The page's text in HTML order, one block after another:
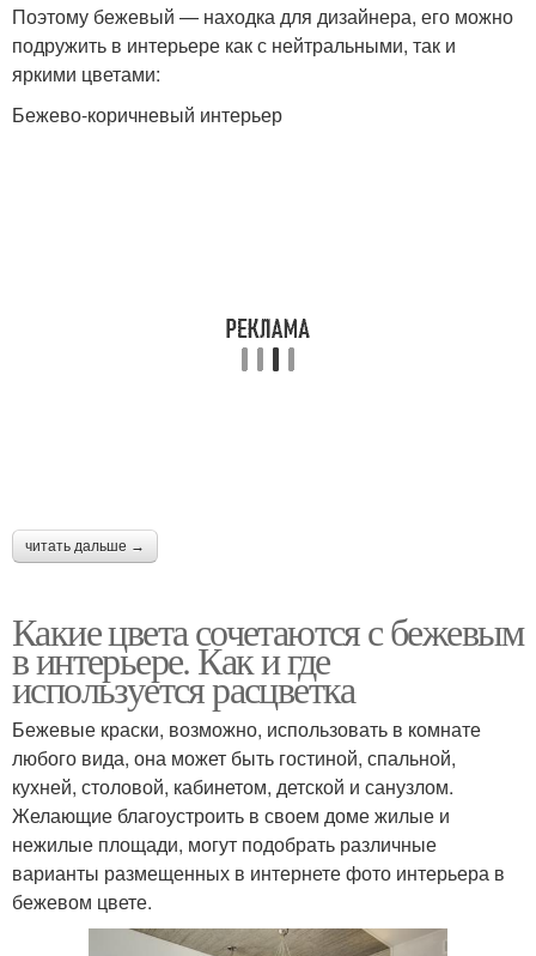
Поэтому бежевый — находка для дизайнера, его можно
подружить в интерьере как с нейтральными, так и
яркими цветами:
Бежево-коричневый интерьер
читать дальше →
Какие цвета сочетаются с бежевым
в интерьере. Как и где
используется расцветка
Бежевые краски, возможно, использовать в комнате
любого вида, она может быть гостиной, спальной,
кухней, столовой, кабинетом, детской и санузлом.
Желающие благоустроить в своем доме жилые и
нежилые площади, могут подобрать различные
варианты размещенных в интернете фото интерьера в
бежевом цвете.